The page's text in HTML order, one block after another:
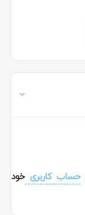
حساب کاربریخود